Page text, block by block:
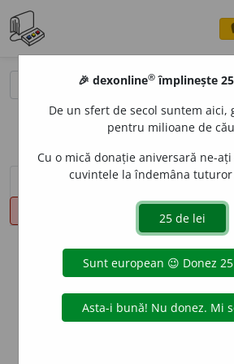
sinteza definițiilor (1) definiții (12)
info
Aceste definiții sunt
echipa dexonline.
originale se află pe fila
Puteți reordona filele
🎉 dexonline® împlinește
De un sfert de secol suntem aici,
pentru milioane de
Cu o mică donație aniversară ne-
cuvintele la îndemâna